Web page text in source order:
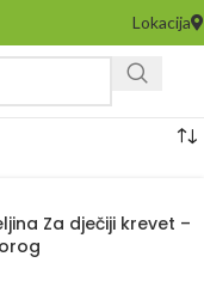
Lokacija
Za dječiji krevet –